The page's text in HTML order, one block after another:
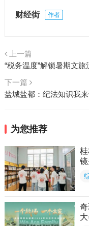
财经街 作者
上一篇
“税务温度”解锁暑期文旅
下一篇
盐城盐都：纪法知识我
为您推荐